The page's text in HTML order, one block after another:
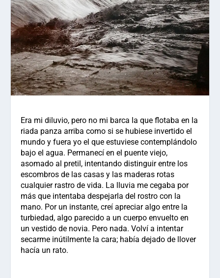
Era mi diluvio, pero no mi barca la que flotaba en la
riada panza arriba como si se hubiese invertido el
mundo y fuera yo el que estuviese contemplándolo
bajo el agua. Permanecí en el puente viejo,
asomado al pretil, intentando distinguir entre los
escombros de las casas y las maderas rotas
cualquier rastro de vida. La lluvia me cegaba por
más que intentaba despejarla del rostro con la
mano. Por un instante, creí apreciar algo entre la
turbiedad, algo parecido a un cuerpo envuelto en
un vestido de novia. Pero nada. Volví a intentar
secarme inútilmente la cara; había dejado de llover
hacía un rato.